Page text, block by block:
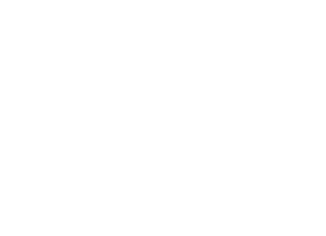
máis esperadas do ano. Aínda
ao monte a celebrar, non faltou
castañas, empanada,...